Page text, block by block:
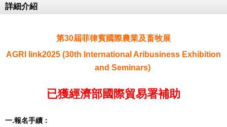
詳細介紹
第30屆菲律賓國際農業及畜牧展
AGRI
ink2025 (30th International Aribusiness Exhibition
and Seminars)
已獲經濟部國際貿易署補助
一.報名手續：